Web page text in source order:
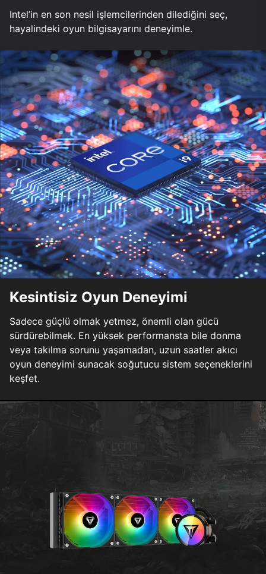
Intel’in en son nesil işlemcilerinden dilediğini seç,
hayalindeki oyun bilgisayarını deneyimle.
Kesintisiz Oyun Deneyimi
Sadece güçlü olmak yetmez, önemli olan gücü
sürdürebilmek. En yüksek performansta bile donma
veya takılma sorunu yaşamadan, uzun saatler akıcı
oyun deneyimi sunacak soğutucu sistem seçeneklerini
keşfet.